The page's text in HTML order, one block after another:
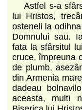
Astfel s-a
lui Hristos,
osteneli la
Domnului sau.
fata la sfârsitul
cruce, împreuna
de plumb,
din Armenia
dadeau
aceasta, multi